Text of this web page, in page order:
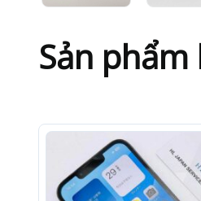
Sản